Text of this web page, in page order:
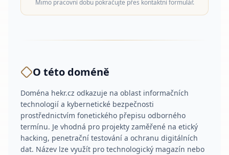
Mimo pracovní dobu pokračujte přes kontaktní formulář.
O této doméně
Doména hekr.cz odkazuje na oblast informačních
technologií a kybernetické bezpečnosti
prostřednictvím fonetického přepisu odborného
termínu. Je vhodná pro projekty zaměřené na etický
hacking, penetrační testování a ochranu digitálních
dat. Název lze využít pro technologický magazín nebo